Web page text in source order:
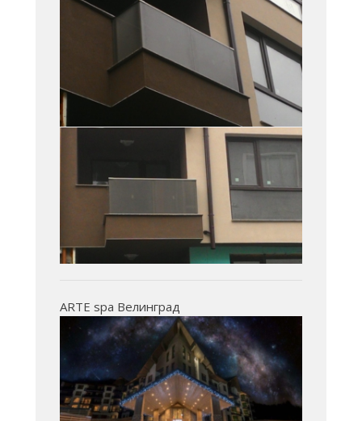
ARTE spa Велинград